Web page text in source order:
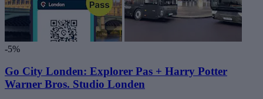
-5%
Go City Londen: Explorer Pas + Harry Potter
Warner Bros. Studio Londen